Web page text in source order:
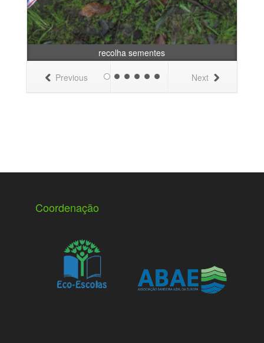
recolha sementes
Next
Previous
Coordenação